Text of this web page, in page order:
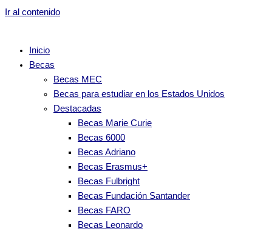
Ir al contenido
Inicio
Becas
Becas MEC
Becas para estudiar en los Estados Unidos
Destacadas
Becas Marie Curie
Becas 6000
Becas Adriano
Becas Erasmus+
Becas Fulbright
Becas Fundación Santander
Becas FARO
Becas Leonardo